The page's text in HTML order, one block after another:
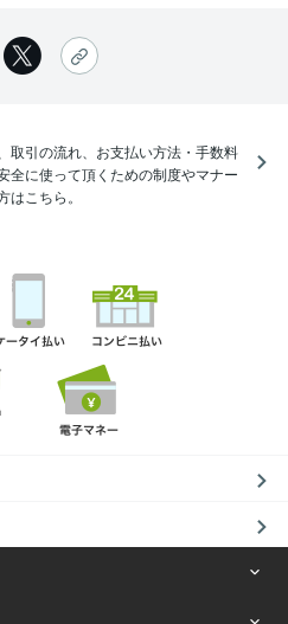
取引の流れ、お支払い方法・手数料
全に使って頂くための制度やマナー
こちら。